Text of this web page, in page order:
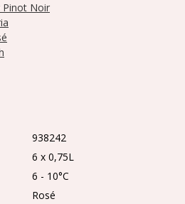
Pinot Noir
938242
6 x 0,75L
6 - 10°C
Rosé